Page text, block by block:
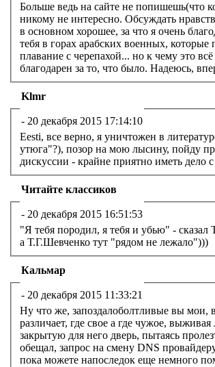
Больше ведь на сайте не попишешь(что
никому не интересно. Обсуждать
в основном хорошее, за что я очень
тебя в горах арабских военных,
плавание с черепахой... но к чему это
благодарен за то, что было. Надеюсь,
Klmr
- 20 декабря 2015 17:14:10
Eesti, все верно, я уничтожен в
утюга"?), позор на мою лысину, пойду
дискуссии - крайне приятно иметь дело
Читайте классиков
- 20 декабря 2015 16:51:53
"Я тебя породил, я тебя и убью" -
а Т.Г.Шевченко тут "рядом не лежало")))
Кальмар
- 20 декабря 2015 11:33:21
Ну что же, запоздалоболтливые вы мои,
различает, где свое а где чужое,
закрытую для него дверь, пытаясь
обещал, запрос на смену DNS
пока можете напоследок еще немного